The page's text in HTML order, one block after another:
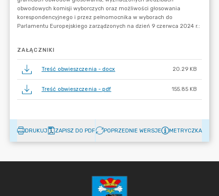
ZAŁĄCZNIKI
Treść obwieszczenia - docx 20.29 KB
Treść obwieszczenia - pdf 155.85 KB
DRUKUJ ZAPISZ DO PDF POPRZEDNIE WERSJE METRYCZKA